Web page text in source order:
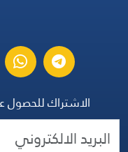
الاشتراك